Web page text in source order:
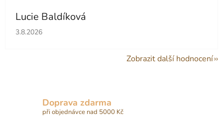
Lucie Baldíková
Hodnocení obchodu je 5 z 5 hvězdiček.
3.8.2026
Zobrazit další hodnocení
Doprava zdarma
při objednávce nad 5000 Kč